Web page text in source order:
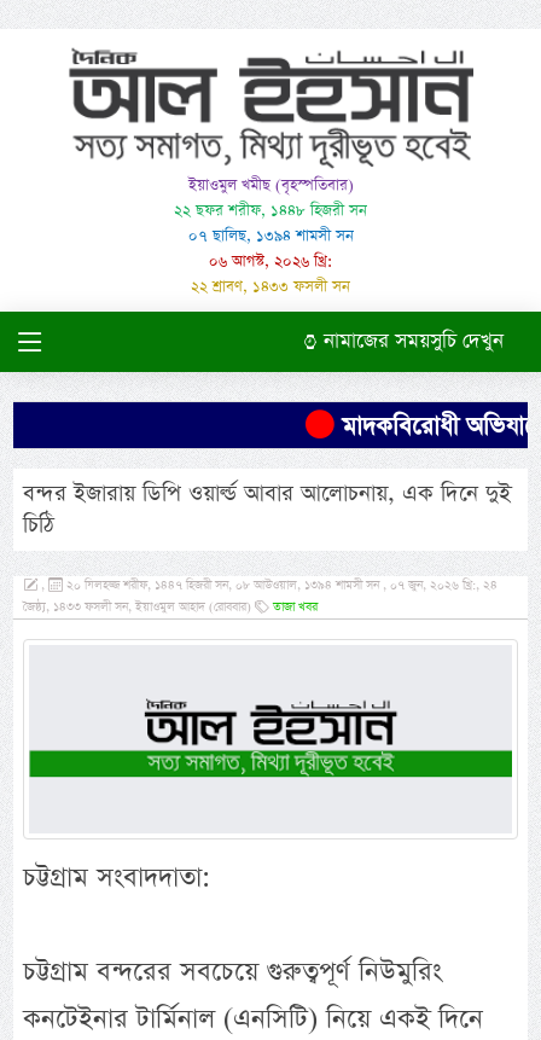
ইয়াওমুল খমীছ (বৃহস্পতিবার)
২২ ছফর শরীফ, ১৪৪৮ হিজরী সন
০৭ ছালিছ, ১৩৯৪ শামসী সন
০৬ আগস্ট, ২০২৬ খ্রি:
২২ শ্রাবণ, ১৪৩৩ ফসলী সন
নামাজের সময়সুচি দেখুন
মাদকবিরোধী
বন্দর ইজারায় ডিপি ওয়ার্ল্ড আবার আলোচনায়, এক দিনে দুই
চিঠি
,
২০ যিলহজ্জ শরীফ, ১৪৪৭ হিজরী সন, ০৮ আউওয়াল, ১৩৯৪ শামসী সন , ০৭ জুন, ২০২৬ খ্রি:, ২৪
জৈষ্ঠ্য, ১৪৩৩ ফসলী সন, ইয়াওমুল আহাদ (রোববার)
তাজা খবর
চট্টগ্রাম সংবাদদাতা:
চট্টগ্রাম বন্দরের সবচেয়ে গুরুত্বপূর্ণ নিউমুরিং
কনটেইনার টার্মিনাল (এনসিটি) নিয়ে একই দিনে